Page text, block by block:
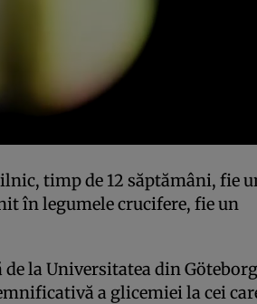
timp de 12 săptămâni, fie
în legumele crucifere, fie un
la Universitatea din
a glicemiei la cei